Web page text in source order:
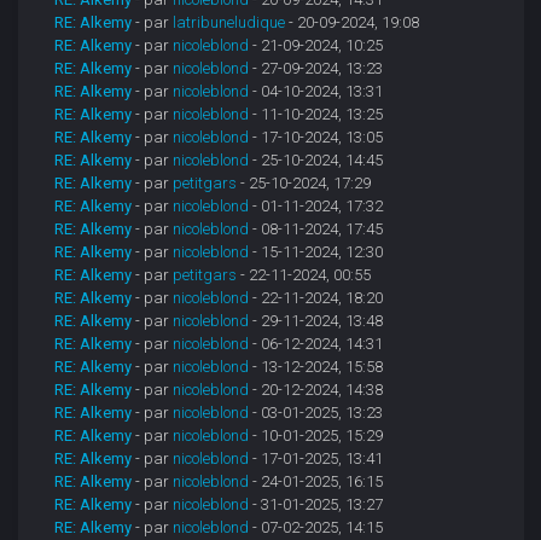
RE: Alkemy - par latribuneludique - 20-09-2024, 19:08
RE: Alkemy - par nicoleblond - 21-09-2024, 10:25
RE: Alkemy - par nicoleblond - 27-09-2024, 13:23
RE: Alkemy - par nicoleblond - 04-10-2024, 13:31
RE: Alkemy - par nicoleblond - 11-10-2024, 13:25
RE: Alkemy - par nicoleblond - 17-10-2024, 13:05
RE: Alkemy - par nicoleblond - 25-10-2024, 14:45
RE: Alkemy - par petitgars - 25-10-2024, 17:29
RE: Alkemy - par nicoleblond - 01-11-2024, 17:32
RE: Alkemy - par nicoleblond - 08-11-2024, 17:45
RE: Alkemy - par nicoleblond - 15-11-2024, 12:30
RE: Alkemy - par petitgars - 22-11-2024, 00:55
RE: Alkemy - par nicoleblond - 22-11-2024, 18:20
RE: Alkemy - par nicoleblond - 29-11-2024, 13:48
RE: Alkemy - par nicoleblond - 06-12-2024, 14:31
RE: Alkemy - par nicoleblond - 13-12-2024, 15:58
RE: Alkemy - par nicoleblond - 20-12-2024, 14:38
RE: Alkemy - par nicoleblond - 03-01-2025, 13:23
RE: Alkemy - par nicoleblond - 10-01-2025, 15:29
RE: Alkemy - par nicoleblond - 17-01-2025, 13:41
RE: Alkemy - par nicoleblond - 24-01-2025, 16:15
RE: Alkemy - par nicoleblond - 31-01-2025, 13:27
RE: Alkemy - par nicoleblond - 07-02-2025, 14:15